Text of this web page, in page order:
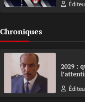
Chroniques
2029 :